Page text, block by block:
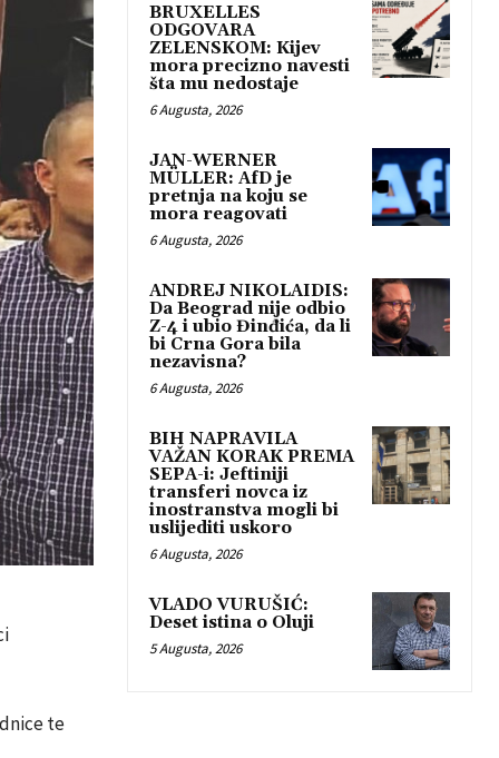
te
BRUXELLES
ODGOVARA
ZELENSKOM: Kijev
mora precizno navesti
šta mu nedostaje
6 Augusta, 2026
JAN-WERNER
MÜLLER: AfD je
pretnja na koju se
mora reagovati
6 Augusta, 2026
ANDREJ NIKOLAIDIS:
Da Beograd nije odbio
Z-4 i ubio Đinđića, da li
bi Crna Gora bila
nezavisna?
6 Augusta, 2026
BIH NAPRAVILA
VAŽAN KORAK PREMA
SEPA-i: Jeftiniji
transferi novca iz
inostranstva mogli bi
uslijediti uskoro
6 Augusta, 2026
VLADO VURUŠIĆ:
Deset istina o Oluji
5 Augusta, 2026